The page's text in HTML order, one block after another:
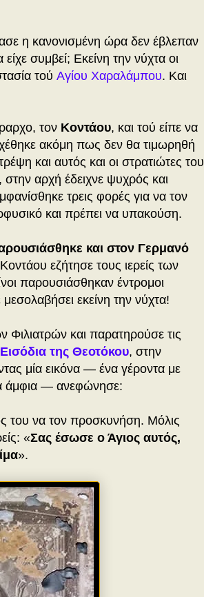
η κανονισμένη ώρα δεν έβλεπαν
συμβεί; Εκείνη την νύχτα οι
τού Αγίου Χαραλάμπου. Και
τον Κοντάου, και τού είπε να
ακόμη πως δεν θα τιμωρηθή
και αυτός και οι στρατιώτες του
αρχή έδειχνε ψυχρός και
τρεις φορές για να τον
και πρέπει να υπακούση.
και στον Γερμανό
εζήτησε τους ιερείς των
παρουσιάσθηκαν έντρομοι
εκείνη την νύχτα!
Φι­λιατρών και παρατηρούσε τις
Εισόδια της Θεοτόκου, στην
μία εικόνα — ένα γέροντα με
άμφια — ανεφώνησε:
του να τον προσκυνήση. Μόλις
«Σας έσωσε ο Άγιος αυτός,
».